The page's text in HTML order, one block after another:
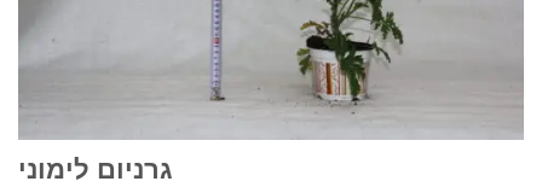
גרניום לימוני